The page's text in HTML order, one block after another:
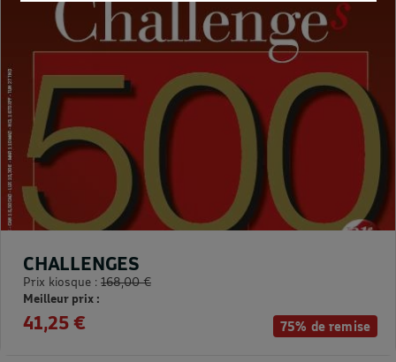
75% de remise
CHALLENGES
Prix kiosque : 168,00 €
Meilleur prix :
41,25 €